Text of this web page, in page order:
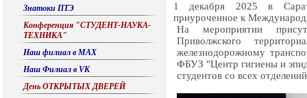
Знатоки ПТЭ
Конференция "СТУДЕНТ-НАУКА-
ТЕХНИКА"
Наш филиал в МАХ
Наш Филиал в VK
День ОТКРЫТЫХ ДВЕРЕЙ
1 декабря 2025 в
приуроченное к
На мероприятии
Приволжского
железнодорожному
ФБУЗ "Центр гигиены и
студентов со всех